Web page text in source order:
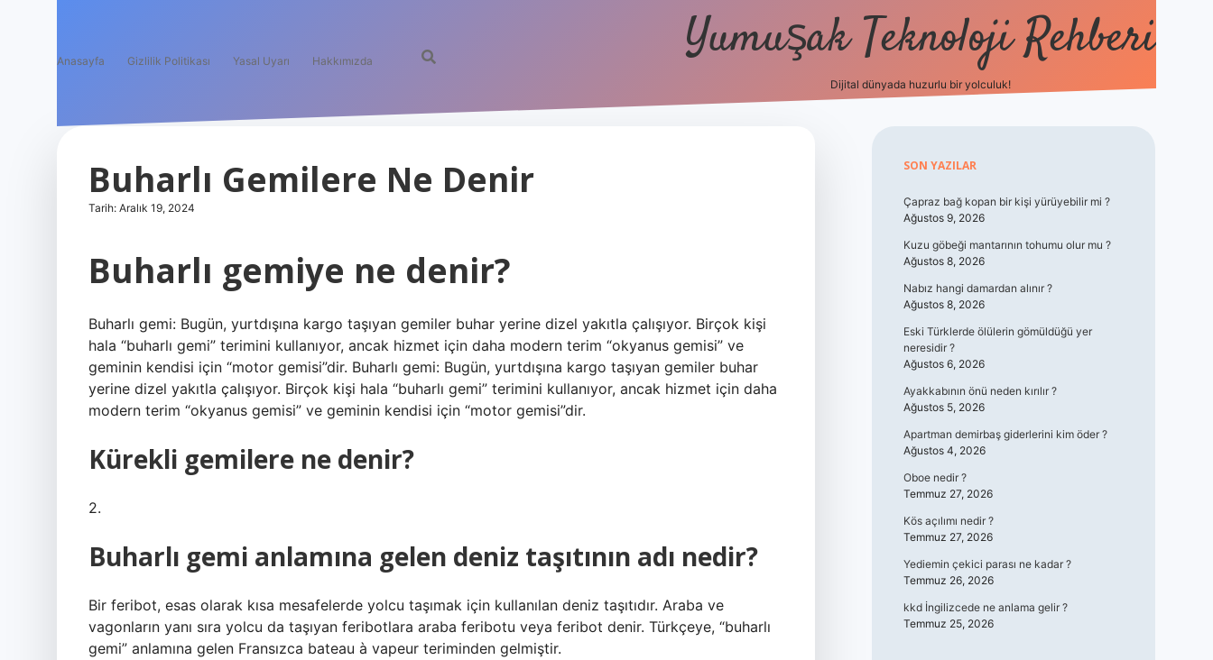
Anasayfa Gizlilik Politikası Yasal Uyarı Hakkımızda Yumuşak Teknoloji Rehberi
Dijital dünyada huzurlu bir yolculuk!
Buharlı Gemilere Ne Denir
Tarih: Aralık 19, 2024
Buharlı gemiye ne denir?
Buharlı gemi: Bugün, yurtdışına kargo taşıyan gemiler buhar yerine dizel yakıtla çalışıyor. Birçok kişi
hala “buharlı gemi” terimini kullanıyor, ancak hizmet için daha modern terim “okyanus gemisi” ve
geminin kendisi için “motor gemisi”dir. Buharlı gemi: Bugün, yurtdışına kargo taşıyan gemiler buhar
yerine dizel yakıtla çalışıyor. Birçok kişi hala “buharlı gemi” terimini kullanıyor, ancak hizmet için daha
modern terim “okyanus gemisi” ve geminin kendisi için “motor gemisi”dir.
Kürekli gemilere ne denir?
2.
Buharlı gemi anlamına gelen deniz taşıtının adı nedir?
Bir feribot, esas olarak kısa mesafelerde yolcu taşımak için kullanılan deniz taşıtıdır. Araba ve
vagonların yanı sıra yolcu da taşıyan feribotlara araba feribotu veya feribot denir. Türkçeye, “buharlı
gemi” anlamına gelen Fransızca bateau à vapeur teriminden gelmiştir.
Sidebar
SON YAZILAR
Çapraz bağ kopan bir kişi yürüyebilir mi ?
Ağustos 9, 2026
Kuzu göbeği mantarının tohumu olur mu ?
Ağustos 8, 2026
Nabız hangi damardan alınır ?
Ağustos 8, 2026
Eski Türklerde ölülerin gömüldüğü yer
neresidir ?
Ağustos 6, 2026
Ayakkabının önü neden kırılır ?
Ağustos 5, 2026
Apartman demirbaş giderlerini kim öder ?
Ağustos 4, 2026
Oboe nedir ?
Temmuz 27, 2026
Kös açılımı nedir ?
Temmuz 27, 2026
Yediemin çekici parası ne kadar ?
Temmuz 26, 2026
kkd İngilizcede ne anlama gelir ?
Temmuz 25, 2026